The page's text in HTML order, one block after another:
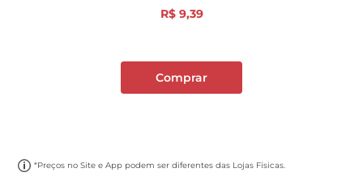
R$ 9,39
Comprar
*Preços no Site e App podem ser diferentes das Lojas Físicas.